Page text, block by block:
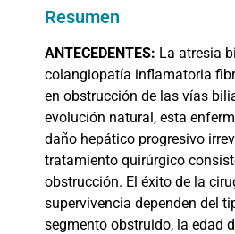
Resumen
ANTECEDENTES: La atresia
colangiopatía inflamatoria
en obstrucción de las vías
evolución natural, esta
daño hepático progresivo
tratamiento quirúrgico
obstrucción. El éxito de la
supervivencia dependen del
segmento obstruido, la edad